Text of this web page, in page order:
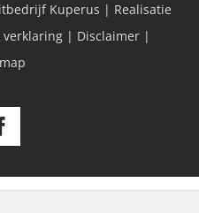
Kuperus | Realisatie
verklaring | Disclaimer |
Facebook